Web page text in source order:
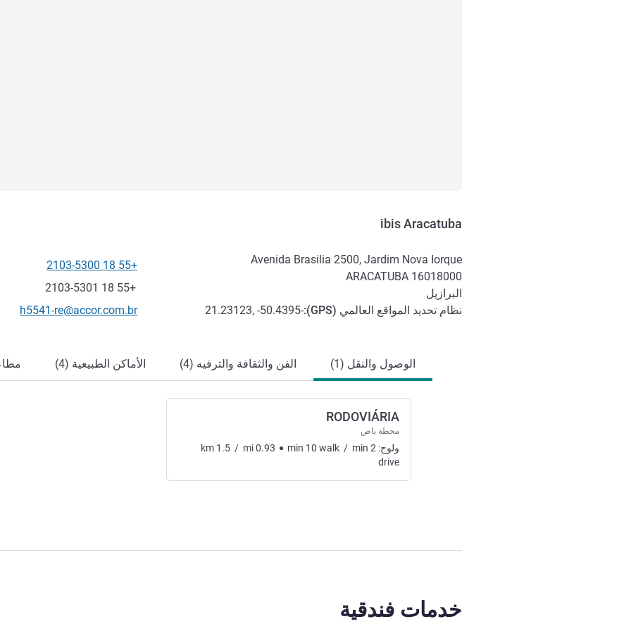
ibis Aracatuba
Avenida Brasilia 2500, Jardim Nova Iorque
16018000
ARACATUBA
البرازيل
نظام تحديد المواقع العالمي (GPS
):
-21.23123, -50.4395
الهاتف
+55 18 2103-5300
فاكس
+55 18 2103-5301
تواصل معنا عبر البريد
h5541-re@accor.com.br
الوصول والنقل (1) الفن والثقافة والترفيه (4) الأماكن الطبيعية (4)
RODOVIÁRIA
محطة باص
ولوج: km 1.5 / mi0.93 min 10 walk / min 2
drive
خدمات فندقية